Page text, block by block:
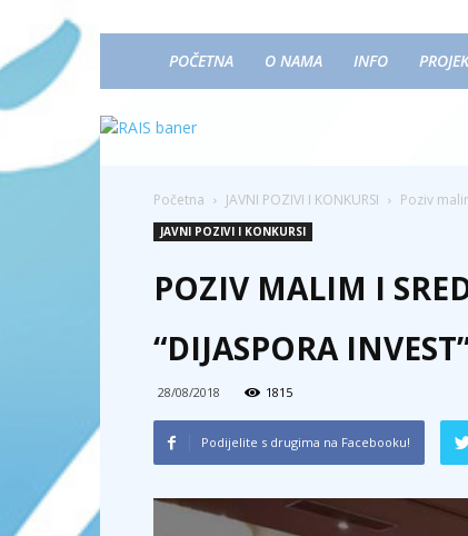
POČETNA O NAMA INFO
Početna JAVNI POZIVI I KONKURSI Poziv
JAVNI POZIVI I KONKURSI
POZIV MALIM I
“DIJASPORA
28/08/2018 1815
Podijelite s drugima na Facebooku!